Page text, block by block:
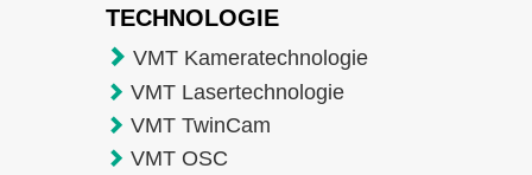
TECHNOLOGIE
VMT Kameratechnologie
VMT Lasertechnologie
VMT TwinCam
VMT OSC